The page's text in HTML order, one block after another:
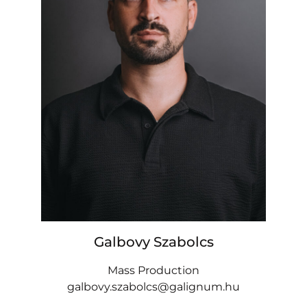
Galbovy Szabolcs
Mass Production
galbovy.szabolcs@galignum.hu